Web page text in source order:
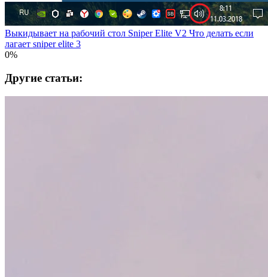
Выкидывает на рабочий стол Sniper Elite V2 Что делать если
лагает sniper elite 3
0%
Другие статьи: